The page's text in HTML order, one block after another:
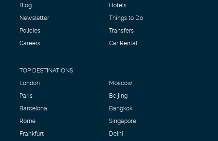
Blog
Newsletter
Policies
Careers
Hotels
Things to Do
Transfers
Car Rental
TOP DESTINATIONS
London
Paris
Barcelona
Rome
Frankfurt
Moscow
Beijing
Bangkok
Singapore
Delhi